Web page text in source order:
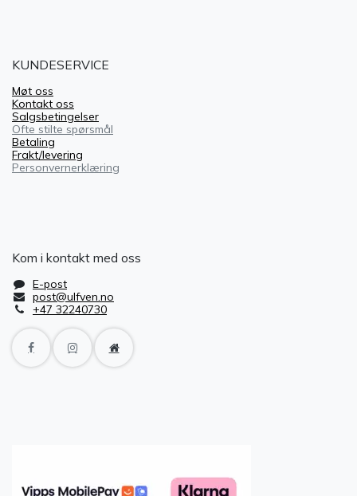
KUNDESERVICE
Møt oss
Kontakt oss
Salgsbetingelser
Ofte stilte spørsmål
Betaling
Frakt/levering
Personvernerklæring
Kom i kontakt med oss
E-post
post@ulfven.no
+47 32240730